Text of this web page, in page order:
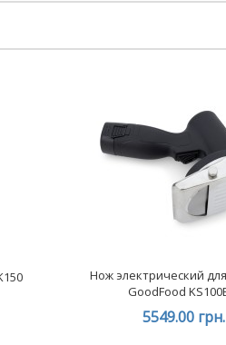
Нож электрический
GoodFood
5549.00 грн.